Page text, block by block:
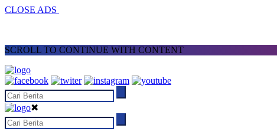
CLOSE ADS
SCROLL TO CONTINUE WITH CONTENT
✖